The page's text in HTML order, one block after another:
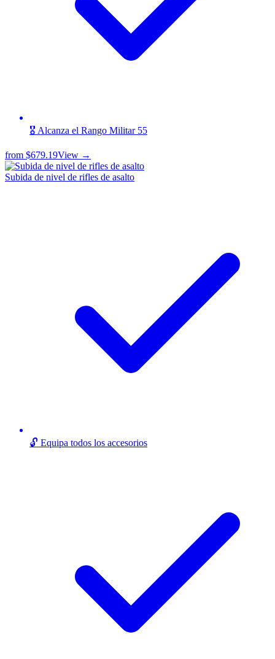
🎖️ Alcanza el Rango Militar 55
from $679.19View →
Subida de nivel de rifles de asalto
🔓 Equipa todos los accesorios